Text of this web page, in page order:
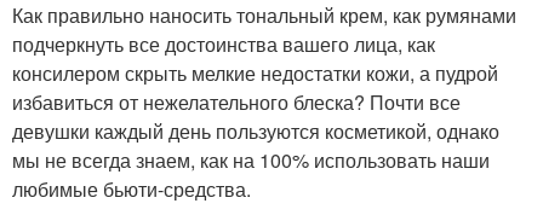
Как правильно наносить тональный крем, как румянами
подчеркнуть все достоинства вашего лица, как
консилером скрыть мелкие недостатки кожи, а пудрой
избавиться от нежелательного блеска? Почти все
девушки каждый день пользуются косметикой, однако
мы не всегда знаем, как на 100% использовать наши
любимые бьюти-средства.